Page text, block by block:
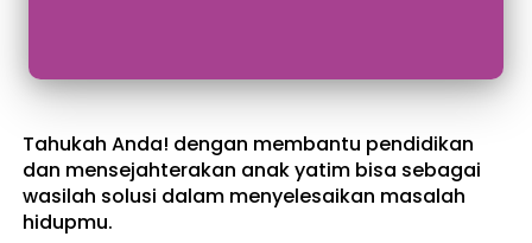
Tahukah Anda! dengan membantu pendidikan
dan mensejahterakan anak yatim bisa sebagai
wasilah solusi dalam menyelesaikan masalah
hidupmu.